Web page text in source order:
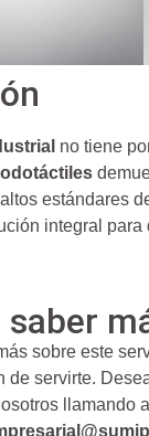
no tiene
estándares
integral
saber
sobre este
de servirte.
llamando al